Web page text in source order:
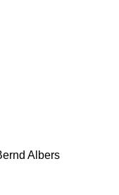
Albers